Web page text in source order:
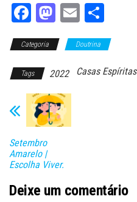
Fa
ce
bo
ok
M
as
to
do
n
E
m
ail
ar
e
Categoria Doutrina
Tags 2022 Casas Espíritas
Setembro
Amarelo |
Escolha Viver.
Deixe um comentário